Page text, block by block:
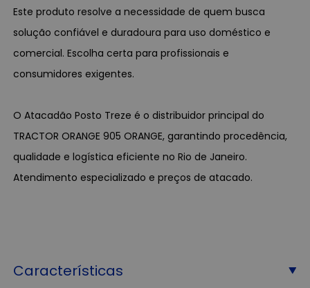
Este produto resolve a necessidade de quem busca
solução confiável e duradoura para uso doméstico e
comercial. Escolha certa para profissionais e
consumidores exigentes.
O Atacadão Posto Treze é o distribuidor principal do
TRACTOR ORANGE 905 ORANGE, garantindo procedência,
qualidade e logística eficiente no Rio de Janeiro.
Atendimento especializado e preços de atacado.
Características